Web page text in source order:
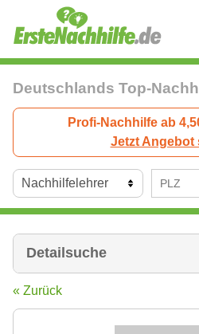
Deutschlands Top-
Profi-Nachhilfe ab
Jetzt Angebot
Detailsuche
« Zurück